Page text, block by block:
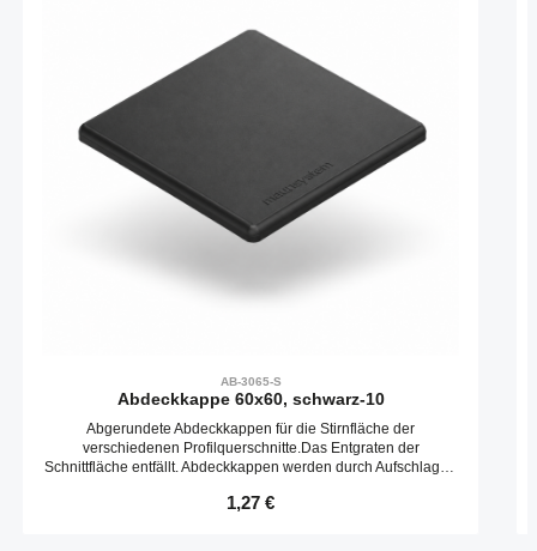
AB-3065-S
Abdeckkappe 60x60, schwarz-10
Abgerundete Abdeckkappen für die Stirnfläche der
verschiedenen Profilquerschnitte.Das Entgraten der
Schnittfläche entfällt. Abdeckkappen werden durch Aufschlagen
Regulärer Preis:
1,27 €